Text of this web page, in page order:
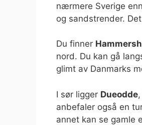
nærmere Sverige
og sandstrender.
Du finner
nord. Du kan gå
glimt av Danmarks
I sør ligger Dueodde
anbefaler også en
annet kan se gamle